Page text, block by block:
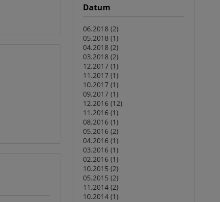
Datum
06.2018 (2)
05.2018 (1)
04.2018 (2)
03.2018 (2)
12.2017 (1)
11.2017 (1)
10.2017 (1)
09.2017 (1)
12.2016 (12)
11.2016 (1)
08.2016 (1)
05.2016 (2)
04.2016 (1)
03.2016 (1)
02.2016 (1)
10.2015 (2)
05.2015 (2)
11.2014 (2)
10.2014 (1)